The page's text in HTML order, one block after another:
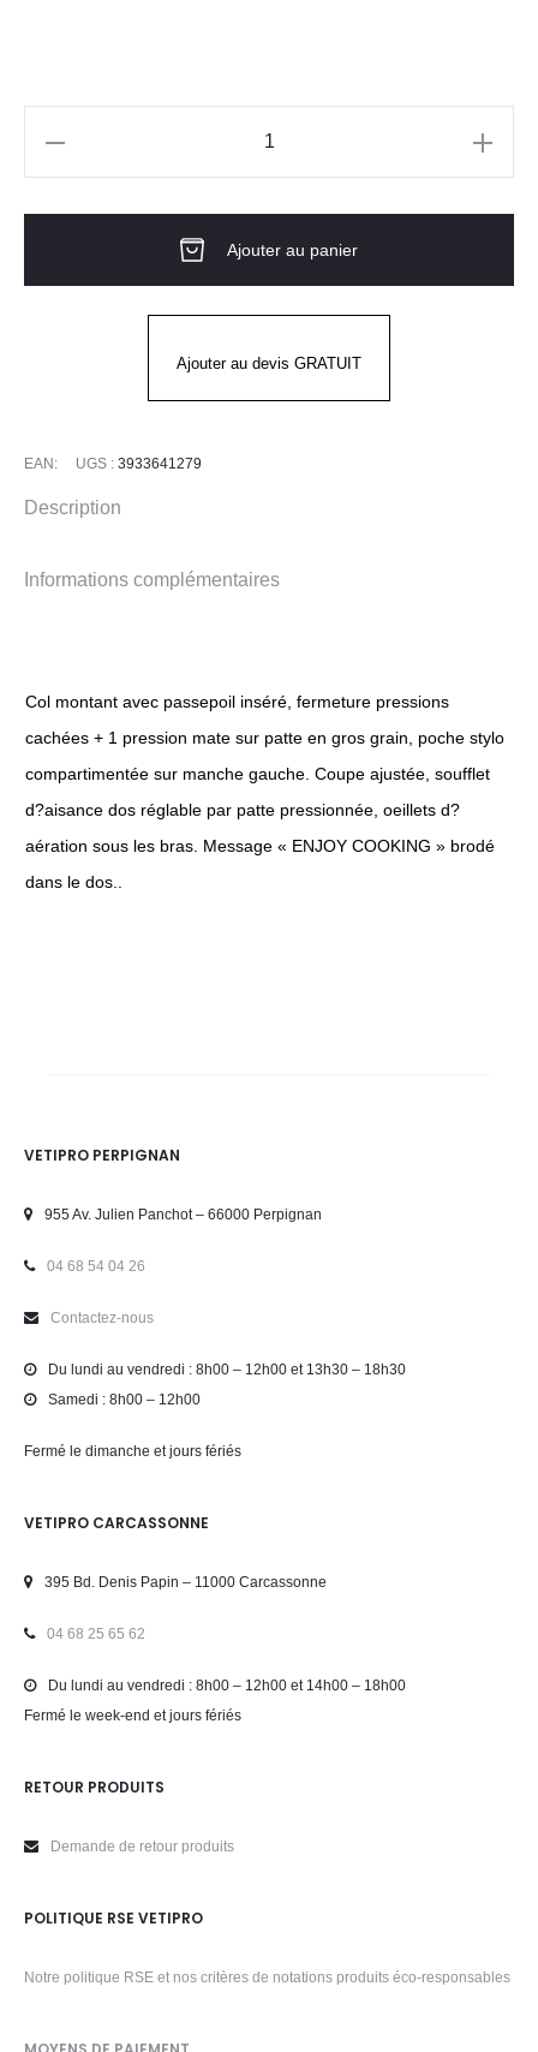
cuisine
Ajouter au panier
Ajouter au devis GRATUIT
EAN: UGS : 3933641279
Description
Informations complémentaires
Col montant avec passepoil inséré, fermeture pressions
cachées + 1 pression mate sur patte en gros grain, poche stylo
compartimentée sur manche gauche. Coupe ajustée, soufflet
d?aisance dos réglable par patte pressionnée, oeillets d?
aération sous les bras. Message « ENJOY COOKING » brodé
dans le dos..
VETIPRO PERPIGNAN
955 Av. Julien Panchot – 66000 Perpignan
04 68 54 04 26
Contactez-nous
Du lundi au vendredi : 8h00 – 12h00 et 13h30 – 18h30
Samedi : 8h00 – 12h00
Fermé le dimanche et jours fériés
VETIPRO CARCASSONNE
395 Bd. Denis Papin – 11000 Carcassonne
04 68 25 65 62
Du lundi au vendredi : 8h00 – 12h00 et 14h00 – 18h00
Fermé le week-end et jours fériés
RETOUR PRODUITS
Demande de retour produits
POLITIQUE RSE VETIPRO
Notre politique RSE et nos critères de notations produits éco-responsables